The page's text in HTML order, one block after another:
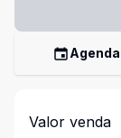
Valor venda